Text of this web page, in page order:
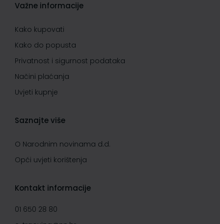
Važne informacije
Kako kupovati
Kako do popusta
Privatnost i sigurnost podataka
Načini plaćanja
Uvjeti kupnje
Saznajte više
O Narodnim novinama d.d.
Opći uvjeti korištenja
Kontakt informacije
01 650 28 80